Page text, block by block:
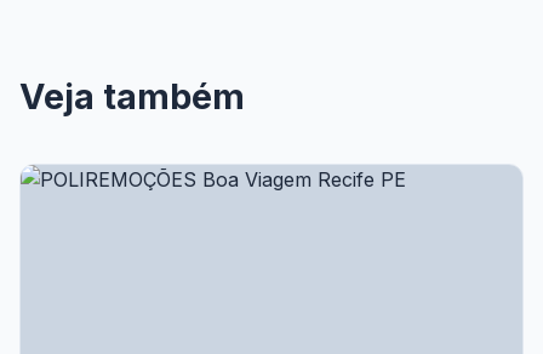
Veja também